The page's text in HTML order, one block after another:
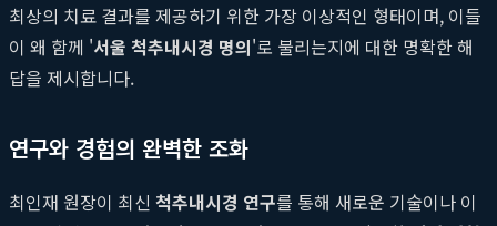
최상의 치료 결과를 제공하기 위한 가장 이상적인 형태이며, 이들
이 왜 함께 '서울 척추내시경 명의'로 불리는지에 대한 명확한 해
답을 제시합니다.
연구와 경험의 완벽한 조화
최인재 원장이 최신 척추내시경 연구를 통해 새로운 기술이나 이